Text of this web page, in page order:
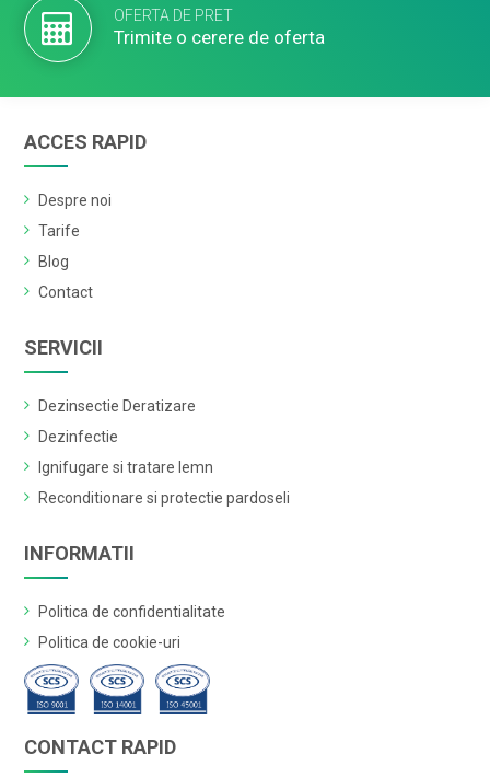
OFERTA DE PRET
Trimite o cerere de oferta
ACCES RAPID
Despre noi
Tarife
Blog
Contact
SERVICII
Dezinsectie Deratizare
Dezinfectie
Ignifugare si tratare lemn
Reconditionare si protectie pardoseli
INFORMATII
Politica de confidentialitate
Politica de cookie-uri
CONTACT RAPID